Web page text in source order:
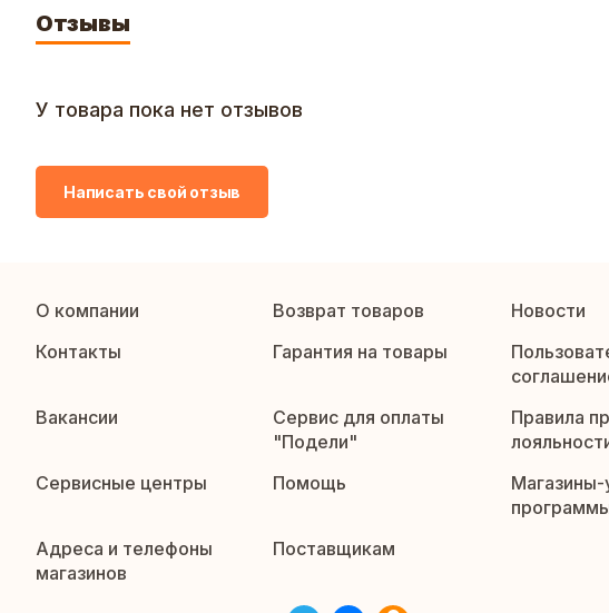
Отзывы
У товара пока нет отзывов
Написать свой отзыв
О компании Возврат товаров
Новости
Контакты
Гарантия на товары
Вакансии
Сервис для оплаты
"Подели"
Правила
Сервисные центры
Помощь
Магазины-
Адреса и телефоны
магазинов
Поставщикам